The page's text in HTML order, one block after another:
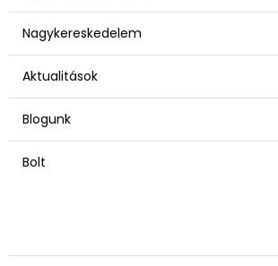
Nagykereskedelem
Aktualitások
Blogunk
Bolt